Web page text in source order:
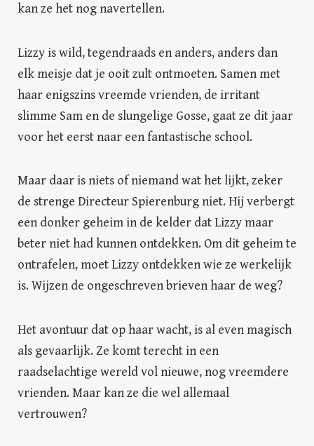
kan ze het nog navertellen.
Lizzy is wild, tegendraads en anders, anders dan
elk meisje dat je ooit zult ontmoeten. Samen met
haar enigszins vreemde vrienden, de irritant
slimme Sam en de slungelige Gosse, gaat ze dit jaar
voor het eerst naar een fantastische school.
Maar daar is niets of niemand wat het lijkt, zeker
de strenge Directeur Spierenburg niet. Hij verbergt
een donker geheim in de kelder dat Lizzy maar
beter niet had kunnen ontdekken. Om dit geheim te
ontrafelen, moet Lizzy ontdekken wie ze werkelijk
is. Wijzen de ongeschreven brieven haar de weg?
Het avontuur dat op haar wacht, is al even magisch
als gevaarlijk. Ze komt terecht in een
raadselachtige wereld vol nieuwe, nog vreemdere
vrienden. Maar kan ze die wel allemaal
vertrouwen?